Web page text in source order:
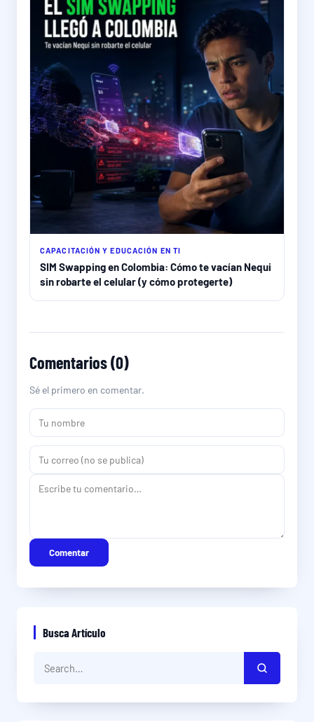
CAPACITACIÓN Y EDUCACIÓN EN TI
SIM Swapping en Colombia: Cómo te vacían Nequi
sin robarte el celular (y cómo protegerte)
Comentarios (0)
Sé el primero en comentar.
Comentar
Busca Artículo